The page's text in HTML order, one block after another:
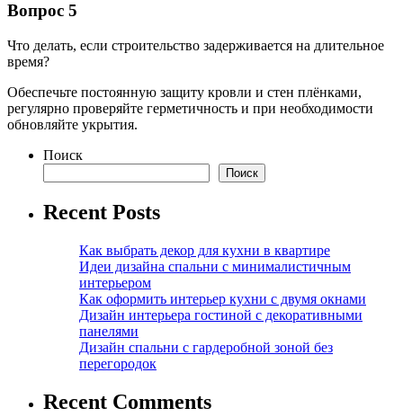
Вопрос 5
Что делать, если строительство задерживается на длительное
время?
Обеспечьте постоянную защиту кровли и стен плёнками,
регулярно проверяйте герметичность и при необходимости
обновляйте укрытия.
Поиск
Поиск
Recent Posts
Как выбрать декор для кухни в квартире
Идеи дизайна спальни с минималистичным
интерьером
Как оформить интерьер кухни с двумя окнами
Дизайн интерьера гостиной с декоративными
панелями
Дизайн спальни с гардеробной зоной без
перегородок
Recent Comments